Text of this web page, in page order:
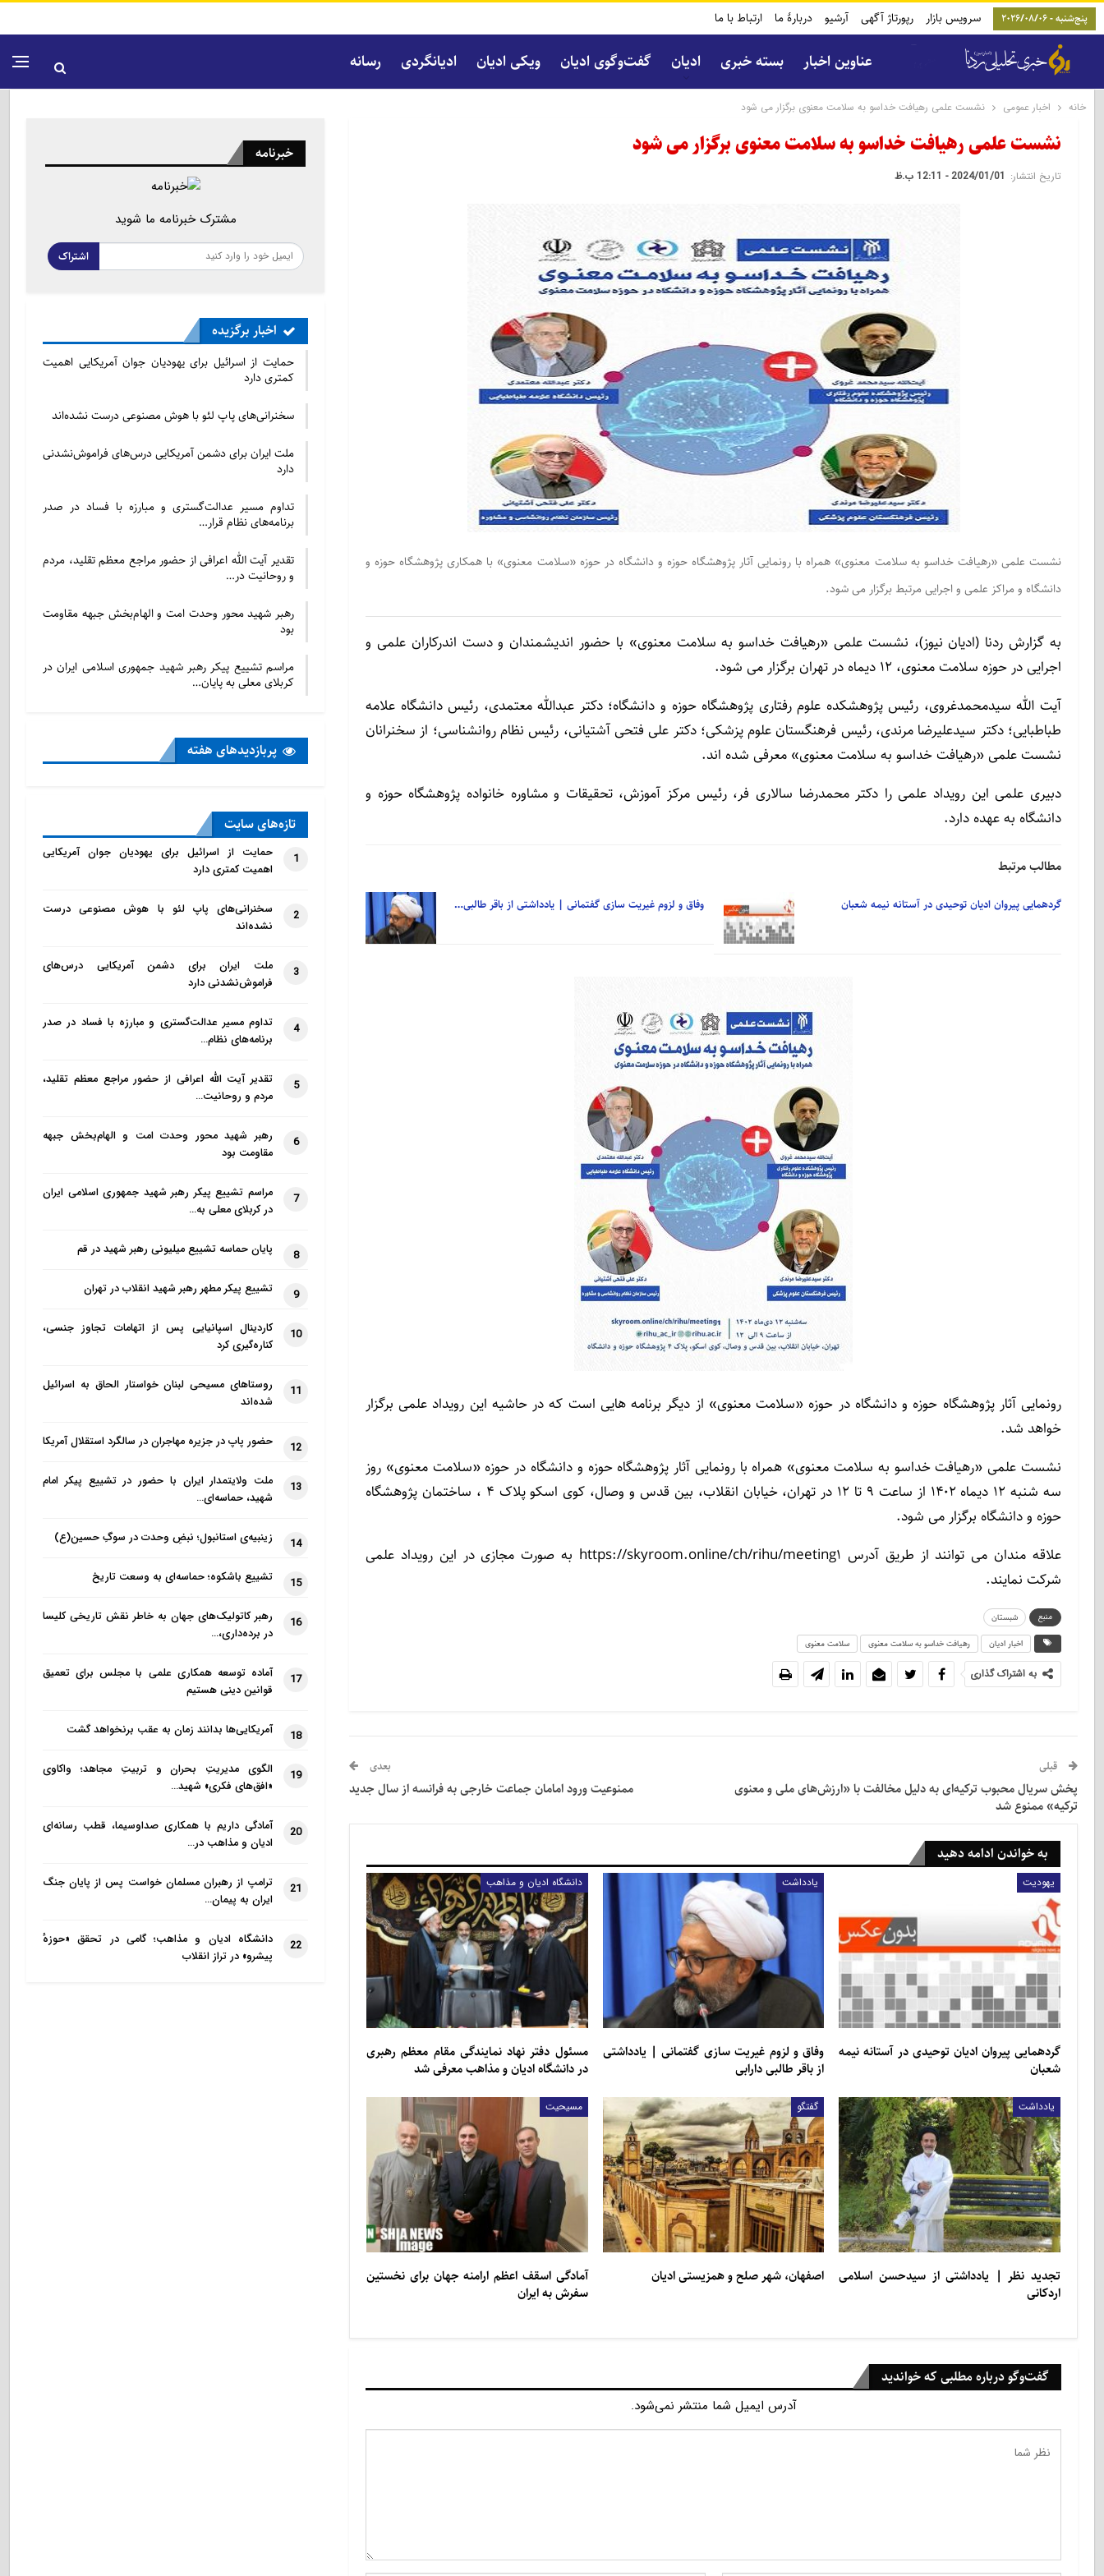
پنج‌شنبه - 2026/08/06 سرویس بازار رپورتاژ آگهی آرشیو دربارۀ ما ارتباط با ما
عناوین اخبار بسته خبری ادیان گفت‌و‌گوی ادیان ویکی ادیان ادیانگردی رسانه
خانه اخبار عمومی نشست علمی رهیافت خداسو به سلامت معنوی برگزار می شود
نشست علمی رهیافت خداسو به سلامت معنوی برگزار می شود
تاریخ انتشار: 2024/01/01 - 12:11 ب.ظ
نشست علمی «رهیافت خداسو به سلامت معنوی» همراه با رونمایی آثار پژوهشگاه حوزه و دانشگاه در حوزه «سلامت معنوی» با همکاری پژوهشگاه حوزه و
دانشگاه و مراکز علمی و اجرایی مرتبط برگزار می شود.
به گزارش ردنا (ادیان نیوز)، نشست علمی «رهیافت خداسو به سلامت معنوی» با حضور اندیشمندان و دست اندرکاران علمی و
اجرایی در حوزه سلامت معنوی، ۱۲ دیماه در تهران برگزار می شود.
آیت الله سیدمحمدغروی، رئیس پژوهشکده علوم رفتاری پژوهشگاه حوزه و دانشگاه؛ دکتر عبدالله معتمدی، رئیس دانشگاه علامه
طباطبایی؛ دکتر سیدعلیرضا مرندی، رئیس فرهنگستان علوم پزشکی؛ دکتر علی فتحی آشتیانی، رئیس نظام روانشناسی؛ از سخنرانان
نشست علمی «رهیافت خداسو به سلامت معنوی» معرفی شده اند.
دبیری علمی این رویداد علمی را دکتر محمدرضا سالاری فر، رئیس مرکز آموزش، تحقیقات و مشاوره خانواده پژوهشگاه حوزه و
دانشگاه به عهده دارد.
مطالب مرتبط
گردهمایی پیروان ادیان توحیدی در آستانه نیمه شعبان وفاق و لزوم غیریت سازی گفتمانی | یادداشتی از باقر طالبی…
رونمایی آثار پژوهشگاه حوزه و دانشگاه در حوزه «سلامت معنوی» از دیگر برنامه هایی است که در حاشیه این رویداد علمی برگزار
خواهد شد.
نشست علمی «رهیافت خداسو به سلامت معنوی» همراه با رونمایی آثار پژوهشگاه حوزه و دانشگاه در حوزه «سلامت معنوی» روز
سه شنبه ۱۲ دیماه ۱۴۰۲ از ساعت ۹ تا ۱۲ در تهران، خیابان انقلاب، بین قدس و وصال، کوی اسکو پلاک ۴ ، ساختمان پژوهشگاه
حوزه و دانشگاه برگزار می شود.
علاقه مندان می توانند از طریق آدرس https://skyroom.online/ch/rihu/meeting۱ به صورت مجازی در این رویداد علمی
شرکت نمایند.
منبع
شبستان
اخبار ادیان
رهیافت خداسو به سلامت معنوی سلامت معنوی
به اشتراک گذاری
قبلی
پخش سریال محبوب ترکیه‌ای به دلیل مخالفت با «ارزش‌های ملی و معنوی
ترکیه» ممنوع شد
بعدی
ممنوعیت ورود امامان جماعت خارجی به فرانسه از سال جدید
به خواندن ادامه دهید
یهودیت
گردهمایی پیروان ادیان توحیدی در آستانه نیمه
شعبان
یادداشت
وفاق و لزوم غیریت سازی گفتمانی | یادداشتی
از باقر طالبی دارابی
دانشگاه ادیان و مذاهب
مسئول دفتر نهاد نمایندگی مقام معظم رهبری
در دانشگاه ادیان و مذاهب معرفی شد
یادداشت
تجديد ‌‌نظر | یادداشتی از سيدحسن اسلامی
اردكانی
گفتگو
اصفهان، شهر صلح و همزیستی ادیان
مسیحیت
آمادگی اسقف اعظم ارامنه جهان برای نخستین
سفرش به ایران
گفت‌وگو درباره مطلبی که خواندید
آدرس ایمیل شما منتشر نمی‌شود.
خبرنامه
مشترک خبرنامه ما شوید
اشتراک
اخبار برگزیده
حمایت از اسرائیل برای یهودیان جوان آمریکایی اهمیت
کمتری دارد
سخنرانی‌های پاپ لئو با هوش مصنوعی درست نشده‌اند
ملت ایران برای دشمن آمریکایی درس‌های فراموش‌نشدنی
دارد
تداوم مسیر عدالت‌گستری و مبارزه با فساد در صدر
برنامه‌های نظام قرار…
تقدیر آیت الله اعرافی از حضور مراجع معظم تقلید، مردم
و روحانیت در…
رهبر شهید محور وحدت امت و الهام‌بخش جبهه مقاومت
بود
مراسم تشییع پیکر رهبر شهید جمهوری اسلامی ایران در
کربلای معلی به پایان…
پربازدید‌های هفته
تازه‌‌های سایت
1
حمایت از اسرائیل برای یهودیان جوان آمریکایی
اهمیت کمتری دارد
2
سخنرانی‌های پاپ لئو با هوش مصنوعی درست
نشده‌اند
3
ملت ایران برای دشمن آمریکایی درس‌های
فراموش‌نشدنی دارد
4
تداوم مسیر عدالت‌گستری و مبارزه با فساد در صدر
برنامه‌های نظام…
5
تقدیر آیت الله اعرافی از حضور مراجع معظم تقلید،
مردم و روحانیت…
6
رهبر شهید محور وحدت امت و الهام‌بخش جبهه
مقاومت بود
7
مراسم تشییع پیکر رهبر شهید جمهوری اسلامی ایران
در کربلای معلی به…
8 پایان حماسه تشییع میلیونی رهبر شهید در قم
9 تشییع پیکر مطهر رهبر شهید انقلاب در تهران
10
کاردینال اسپانیایی پس از اتهامات تجاوز جنسی،
کناره‌گیری کرد
11
روستاهای مسیحی لبنان خواستار الحاق به اسرائیل
شده‌اند
12 حضور پاپ در جزیره مهاجران در سالگرد استقلال آمریکا
13
ملت ولایتمدار ایران با حضور در تشییع پیکر امام
شهید، حماسه‌ای…
14 زینبیه‌ی استانبول؛ نبضِ وحدت در سوگِ حسین(ع)
15 تشییع باشکوه؛ حماسه‌ای به وسعت تاریخ
16
رهبر کاتولیک‌های جهان به خاطر نقش تاریخی کلیسا
در برده‌داری،…
17
آماده توسعه همکاری علمی با مجلس برای تعمیق
قوانین دینی هستیم
18 آمریکایی‌ها بدانند زمان به عقب برنخواهد گشت
19
الگوی مدیریتِ بحران و تربیتِ مجاهد؛ واکاوی
«افق‌های فکری» شهید…
20
آمادگی داریم با همکاری صداوسیما، قطب رسانه‌ای
ادیان و مذاهب در…
21
ترامپ از رهبران مسلمان خواست پس از پایان جنگ
ایران به پیمان…
22
دانشگاه ادیان و مذاهب؛ گامی در تحقق «حوزهٔ
پیشرو» در تراز انقلاب